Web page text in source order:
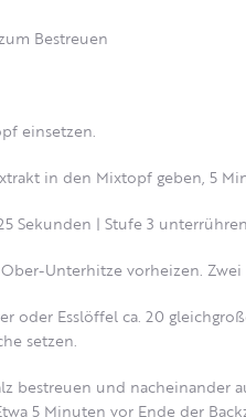
Bestreuen
einsetzen.
in den Mixtopf geben, 5
Sekunden | Stufe 3
Unterhitze vorheizen.
oder Esslöffel ca. 20
setzen.
bestreuen und nacheinander
5 Minuten vor Ende der